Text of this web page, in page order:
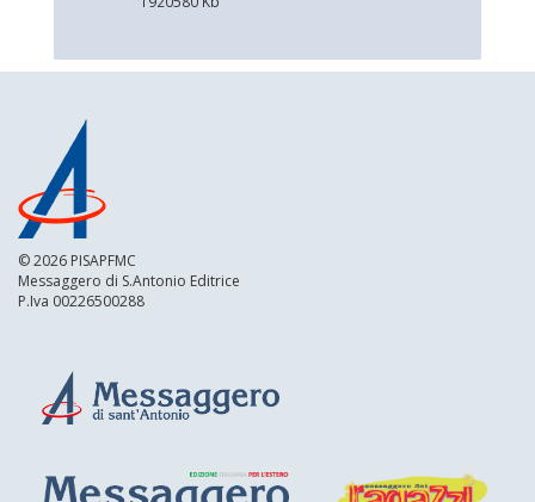
© 2026 PISAPFMC
Messaggero di S.Antonio Editrice
P.Iva 00226500288